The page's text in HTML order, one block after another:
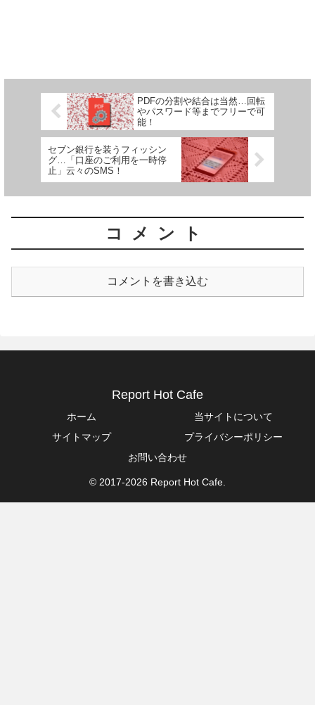
PDFの分割や結合は当然…回転
やパスワード等までフリーで可
能！
セブン銀行を装うフィッシン
グ…「口座のご利用を一時停
止」云々のSMS！
コメント
コメントを書き込む
Report Hot Cafe
ホーム
当サイトについて
サイトマップ
プライバシーポリシー
お問い合わせ
© 2017-2026 Report Hot Cafe.